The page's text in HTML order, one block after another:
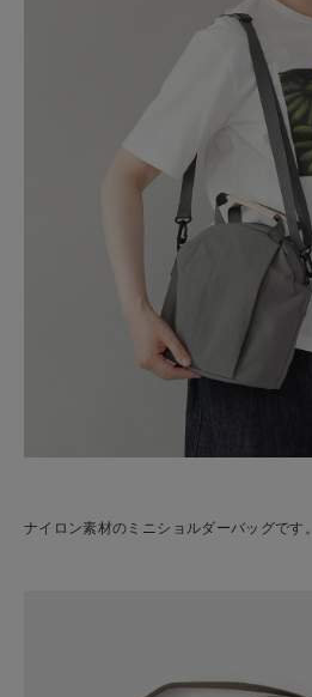
ナイロン素材のミニショルダーバッグです。